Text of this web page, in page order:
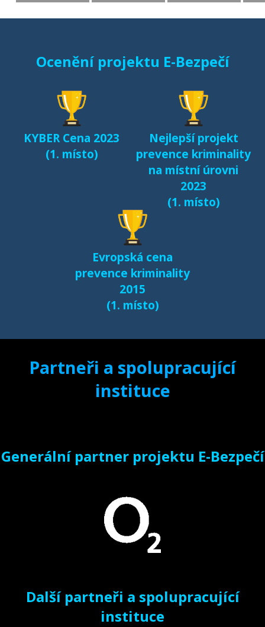
Ocenění projektu E-Bezpečí
KYBER Cena 2023
(1. místo)
Nejlepší projekt
prevence kriminality
na místní úrovni
2023
(1. místo)
Evropská cena
prevence kriminality
2015
(1. místo)
Partneři a spolupracující
instituce
Generální partner projektu E-Bezpečí
Další partneři a spolupracující
instituce